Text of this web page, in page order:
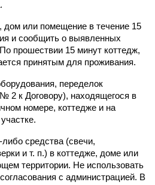
дом или помещение в течение 15
и сообщить о выявленных
прошествии 15 минут коттедж,
принятым для проживания.
переделок
2 к Договору), находящегося в
номере, коттедже и на
средства (свечи,
и т. п.) в коттедже, доме или
территории. Не использовать
с администрацией. В